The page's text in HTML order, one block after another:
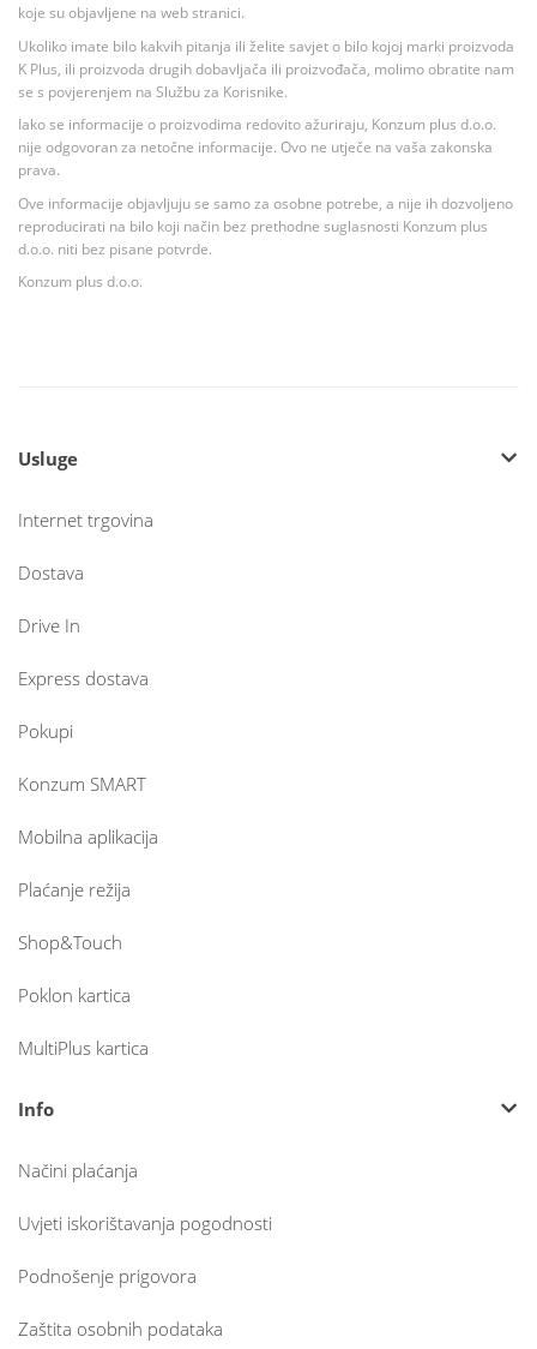
koje su objavljene na web stranici.
Ukoliko imate bilo kakvih pitanja ili želite savjet o bilo kojoj marki proizvoda
K Plus, ili proizvoda drugih dobavljača ili proizvođača, molimo obratite nam
se s povjerenjem na Službu za Korisnike.
Iako se informacije o proizvodima redovito ažuriraju, Konzum plus d.o.o.
nije odgovoran za netočne informacije. Ovo ne utječe na vaša zakonska
prava.
Ove informacije objavljuju se samo za osobne potrebe, a nije ih dozvoljeno
reproducirati na bilo koji način bez prethodne suglasnosti Konzum plus
d.o.o. niti bez pisane potvrde.
Konzum plus d.o.o.
Usluge
Internet trgovina
Dostava
Drive In
Express dostava
Pokupi
Konzum SMART
Mobilna aplikacija
Plaćanje režija
Shop&Touch
Poklon kartica
MultiPlus kartica
Info
Načini plaćanja
Uvjeti iskorištavanja pogodnosti
Podnošenje prigovora
Zaštita osobnih podataka